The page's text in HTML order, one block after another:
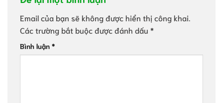
Email của bạn sẽ không được hiển thị công khai.
Các trường bắt buộc được đánh dấu *
Bình luận *